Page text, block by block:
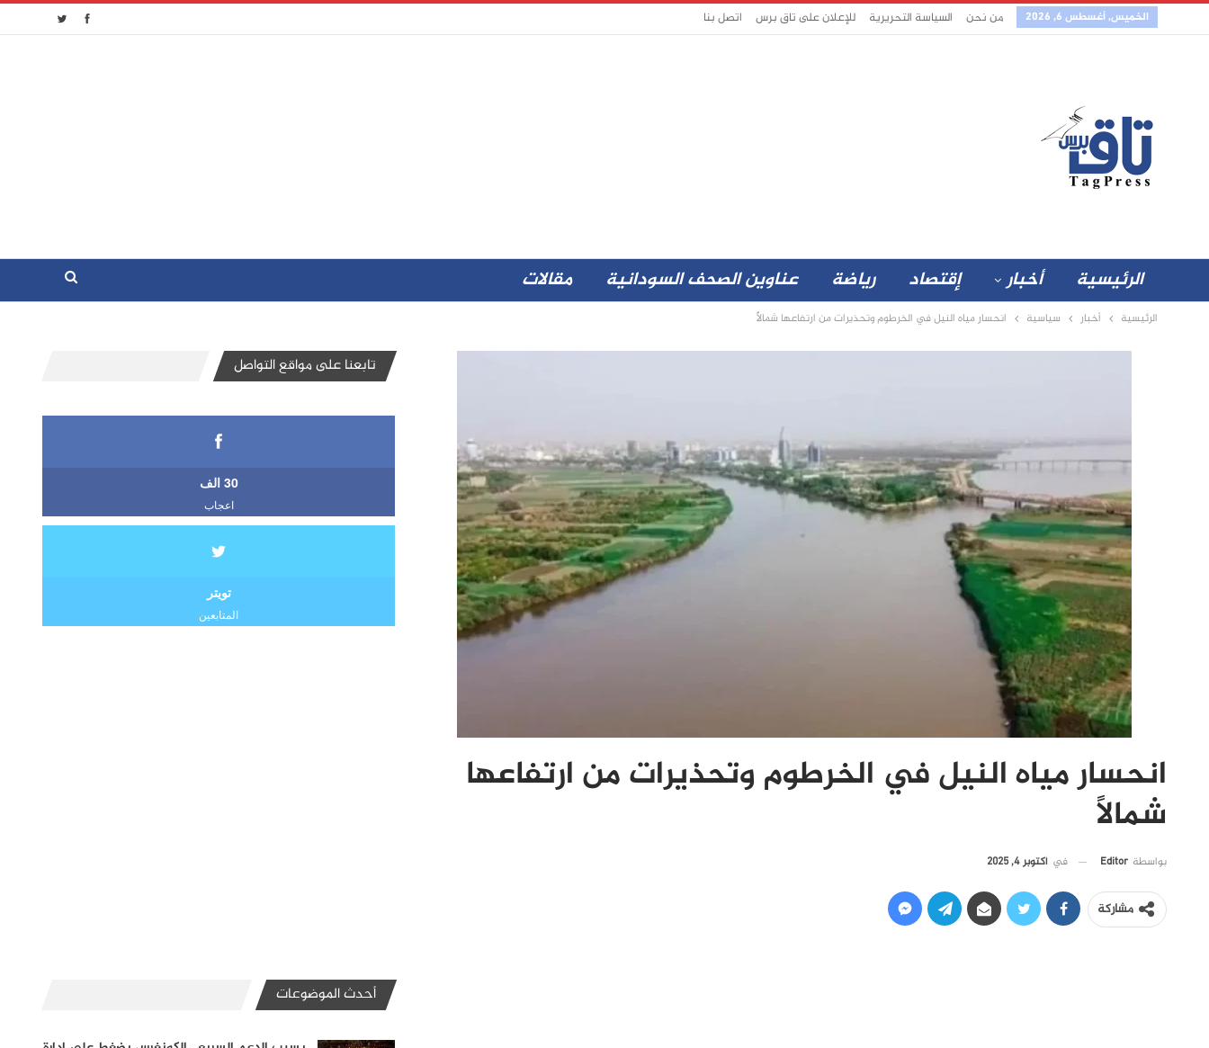
الخميس, أغسطس 6, 2026 من نحن السياسة التحريرية للإعلان على تاق برس اتصل بنا
الرئيسية أخبار إقتصاد رياضة عناوين الصحف السودانية مقالات
الرئيسية أخبار سياسية انحسار مياه النيل في الخرطوم وتحذيرات من ارتفاعها شمالًا
انحسار مياه النيل في الخرطوم وتحذيرات من ارتفاعها
شمالًا
بواسطة Editor في أكتوبر 4, 2025
مشاركة
تابعنا على مواقع التواصل
30 الف
اعجاب
تويتر
المتابعين
أحدث الموضوعات